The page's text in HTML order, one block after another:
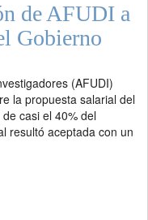
de AFUDI a
Gobierno
(AFUDI)
la propuesta salarial del
casi el 40% del
resultó aceptada con un